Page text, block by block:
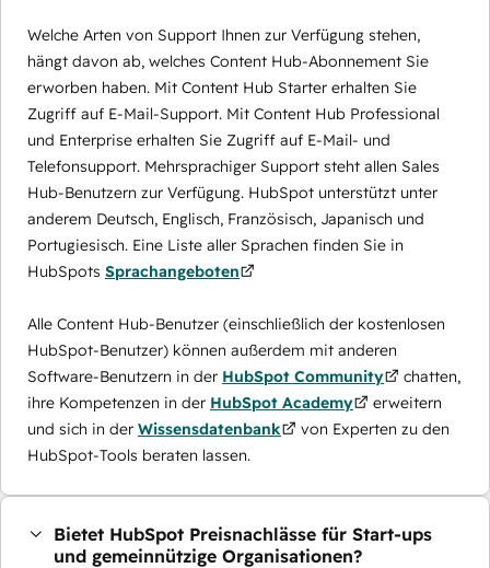
Welche Arten von Support Ihnen zur Verfügung stehen,
hängt davon ab, welches Content Hub-Abonnement Sie
erworben haben. Mit Content Hub Starter erhalten Sie
Zugriff auf E-Mail-Support. Mit Content Hub Professional
und Enterprise erhalten Sie Zugriff auf E-Mail- und
Telefonsupport. Mehrsprachiger Support steht allen Sales
Hub-Benutzern zur Verfügung. HubSpot unterstützt unter
anderem Deutsch, Englisch, Französisch, Japanisch und
Portugiesisch. Eine Liste aller Sprachen finden Sie in
HubSpots Sprachangeboten
Alle Content Hub-Benutzer (einschließlich der kostenlosen
HubSpot-Benutzer) können außerdem mit anderen
Software-Benutzern in der HubSpot Community
chatten,
ihre Kompetenzen in der HubSpot Academy
erweitern
und sich in der Wissensdatenbank
von Experten zu den
HubSpot-Tools beraten lassen.
Bietet HubSpot Preisnachlässe für Start-ups
und gemeinnützige Organisationen?